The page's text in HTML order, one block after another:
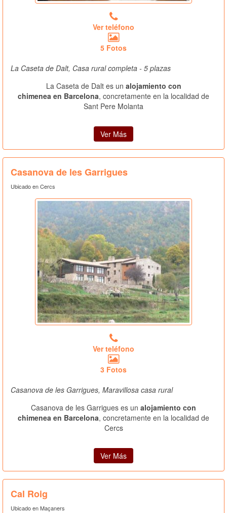
Ver teléfono
5 Fotos
La Caseta de Dalt, Casa rural completa - 5 plazas
La Caseta de Dalt es un alojamiento con
chimenea en Barcelona, concretamente en la localidad de
Sant Pere Molanta
Ver Más
Casanova de les Garrigues
Ubicado en Cercs
Ver teléfono
3 Fotos
Casanova de les Garrigues, Maravillosa casa rural
Casanova de les Garrigues es un alojamiento con
chimenea en Barcelona, concretamente en la localidad de
Cercs
Ver Más
Cal Roig
Ubicado en Maçaners